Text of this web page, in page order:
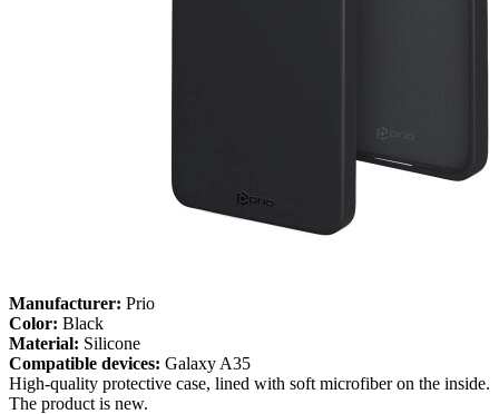
Manufacturer: Prio
Color: Black
Material: Silicone
Compatible devices: Galaxy A35
High-quality protective case, lined with soft microfiber on the inside.
The product is new.